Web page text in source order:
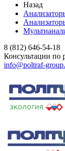
Назад
8 (812) 646-54-18
Консультации по
info@poltraf-